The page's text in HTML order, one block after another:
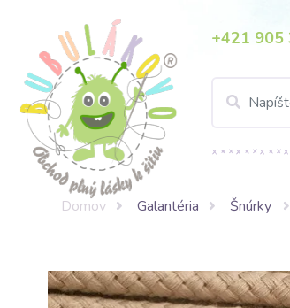
+421 905
Domov Galantéria Šnúrky